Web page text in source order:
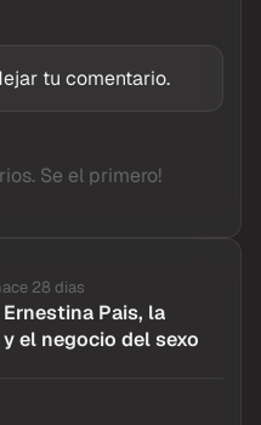
tu comentario.
Se el primero!
28 dias
Ernestina Pais, la
el negocio del sexo